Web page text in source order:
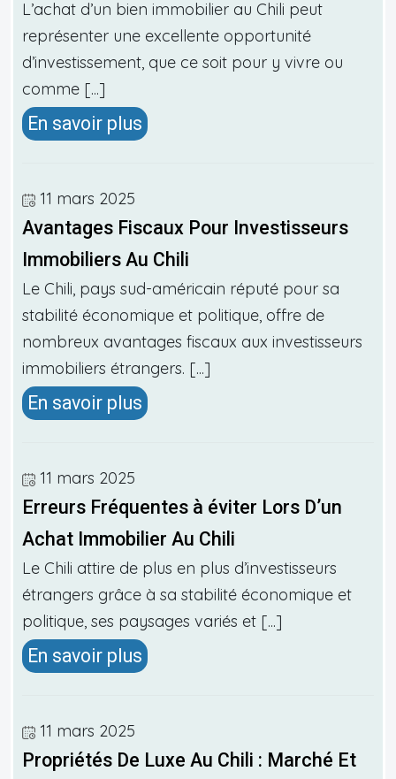
L’achat d’un bien immobilier au Chili peut
représenter une excellente opportunité
d’investissement, que ce soit pour y vivre ou
comme [...]
En savoir plus
11 mars 2025
Avantages Fiscaux Pour Investisseurs
Immobiliers Au Chili
Le Chili, pays sud-américain réputé pour sa
stabilité économique et politique, offre de
nombreux avantages fiscaux aux investisseurs
immobiliers étrangers. [...]
En savoir plus
11 mars 2025
Erreurs Fréquentes à éviter Lors D’un
Achat Immobilier Au Chili
Le Chili attire de plus en plus d’investisseurs
étrangers grâce à sa stabilité économique et
politique, ses paysages variés et [...]
En savoir plus
11 mars 2025
Propriétés De Luxe Au Chili : Marché Et